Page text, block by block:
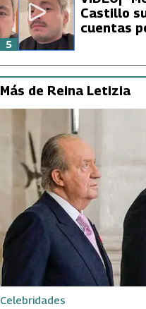
Castillo
cuentas
5
Más de Reina Letizia
Celebridades